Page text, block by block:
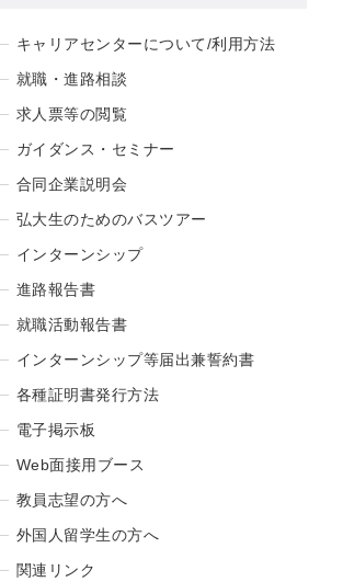
キャリアセンターについて/利用方法
就職・進路相談
求人票等の閲覧
ガイダンス・セミナー
合同企業説明会
弘大生のためのバスツアー
インターンシップ
進路報告書
就職活動報告書
インターンシップ等届出兼誓約書
各種証明書発行方法
電子掲示板
Web面接用ブース
教員志望の方へ
外国人留学生の方へ
関連リンク